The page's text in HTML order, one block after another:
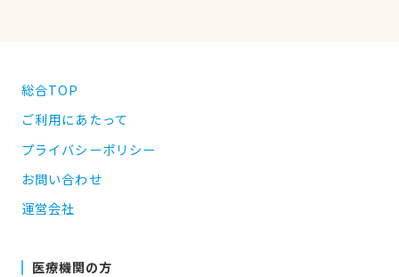
総合TOP
ご利用にあたって
プライバシーポリシー
お問い合わせ
運営会社
医療機関の方